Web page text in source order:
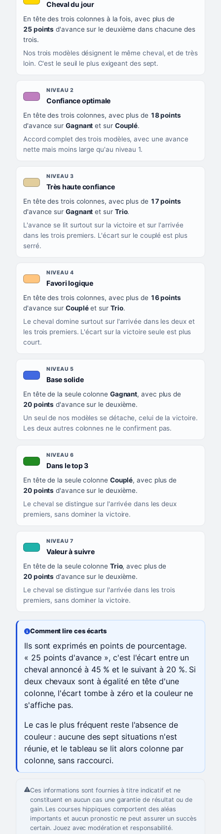
QUAND LA LIGNE PREND CETTE COULEUR
CE QUE CELA VOUS DIT
Cheval du jour, couleur jaune or
En tête des trois colonnes à la fois, avec plus de
25 points d'avance sur le deuxième dans chacune des
trois.
Nos trois modèles désignent le même cheval, et de très
loin. C'est le seuil le plus exigeant des sept.
NIVEAU 2
Confiance optimale, couleur mauve
En tête des trois colonnes, avec plus de 18 points
d'avance sur Gagnant et sur Couplé.
Accord complet des trois modèles, avec une avance
nette mais moins large qu'au niveau 1.
NIVEAU 3
Très haute confiance, couleur beige
En tête des trois colonnes, avec plus de 17 points
d'avance sur Gagnant et sur Trio.
L'avance se lit surtout sur la victoire et sur l'arrivée
dans les trois premiers. L'écart sur le couplé est plus
serré.
NIVEAU 4
Favori logique, couleur orange clair
En tête des trois colonnes, avec plus de 16 points
d'avance sur Coupléet sur Trio.
Le cheval domine surtout sur l'arrivée dans les deux et
les trois premiers. L'écart sur la victoire seule est plus
court.
NIVEAU 5
Base solide, couleur bleu roi
En tête de la seule colonne Gagnant, avec plus de
20 points d'avance sur le deuxième.
Un seul de nos modèles se détache, celui de la victoire.
Les deux autres colonnes ne le confirment pas.
NIVEAU 6
Dans le top 3, couleur verte
En tête de la seule colonne Couplé, avec plus de
20 points d'avance sur le deuxième.
Le cheval se distingue sur l'arrivée dans les deux
premiers, sans dominer la victoire.
NIVEAU 7
Valeur à suivre, couleur turquoise
En tête de la seule colonne Trio, avec plus de
20 points d'avance sur le deuxième.
Le cheval se distingue sur l'arrivée dans les trois
premiers, sans dominer la victoire.
Comment lire ces écarts
Ils sont exprimés en points de pourcentage.
« 25 points d'avance », c'est l'écart entre un
cheval annoncé à 45 % et le suivant à 20 %. Si
deux chevaux sont à égalité en tête d'une
colonne, l'écart tombe à zéro et la couleur ne
s'affiche pas.
Le cas le plus fréquent reste l'absence de
couleur : aucune des sept situations n'est
réunie, et le tableau se lit alors colonne par
colonne, sans raccourci.
Ces informations sont fournies à titre indicatif et ne
constituent en aucun cas une garantie de résultat ou de
gain. Les courses hippiques comportent des aléas
importants et aucun pronostic ne peut assurer un succès
certain. Jouez avec modération et responsabilité.